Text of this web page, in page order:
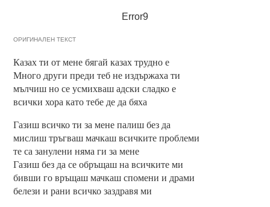
Error9
ОРИГИНАЛЕН ТЕКСТ
Казах ти от мене бягай казах трудно е
Много други преди теб не издържаха ти
мълчиш но се усмихваш адски сладко е
всички хора като тебе де да бяха
Газиш всичко ти за мене палиш без да
мислиш тръгваш мачкаш всичките проблеми
те са занулени няма ги за мене
Газиш без да се обръщаш на всичките ми
бивши го връщаш мачкаш спомени и драми
белези и рани всичко заздравя ми